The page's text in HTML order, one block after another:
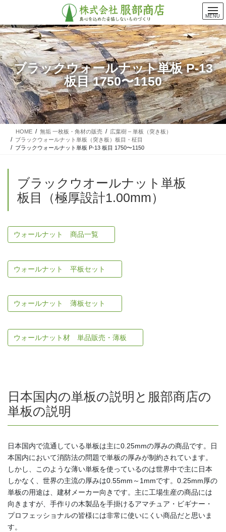
テ
ン
ツ
に
移
動
ゲ
ー
シ
ョ
ン
に
移
動
ブラックウォールナット単板 P-13
板目 1750〜1150
HOME 無垢 一枚板・角材の販売
広葉樹 – 単板（突き板）
ブラックウォールナット単板（突き板）板目・柾目
ブラックウォールナット単板 P-13 板目 1750〜1150
ブラックウオールナット単板
板目（極厚設計1.00mm）
ウォールナット 商品一覧
ウォールナット 平板セット
ウォールナット 薄板セット
ウォールナット材 単品販売・薄板
日本国内の単板の説明と服部商店の
単板の説明
日本国内で流通している単板は主に0.25mmの厚みの商品です。日
本国内において消防法の問題で単板の厚みが制約されています。
しかし、このような薄い単板を使っているのは世界中で主に日本
しかなく、世界の主流の厚みは0.55mm～1mmです。0.25mm厚の
単板の用途は、建材メーカー向きです。主に工場生産の商品には
向きますが、手作りの木製品を手掛けるアマチュア・ビギナー・
プロフェッショナルの皆様には非常に使いにくい商品だと思いま
す。
MENU